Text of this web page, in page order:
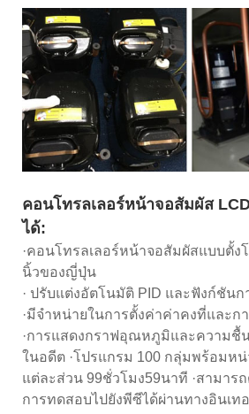
คอนโทรลเลอร์หน้าจอสัมผัส
ได้:
·คอนโทรลเลอร์หน้าจอสัมผัสแบบตั้ง
นิ้วของญี่ปุ่น
· ปรับแต่งอัตโนมัติ PID และฟังก์ชันก
·มีจำหน่ายในการตั้งค่าค่าคงที่และก
·การแสดงกราฟอุณหภูมิและความชื้
ในอดีต ·โปรแกรม 100 กลุ่มพร้อมห
แต่ละส่วน 99ชั่วโมง59นาที ·สามาร
การทดสอบไปยังพีซีได้ผ่านทางอินเท